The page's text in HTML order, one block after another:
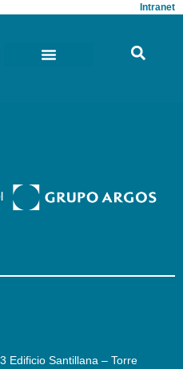
Intranet
Edificio Santillana – Torre